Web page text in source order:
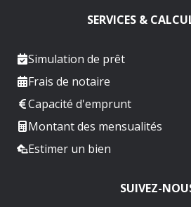
SERVICES &
Simulation de prêt
Frais de notaire
Capacité d'emprunt
Montant des mensualités
Estimer un bien
SUIVEZ-